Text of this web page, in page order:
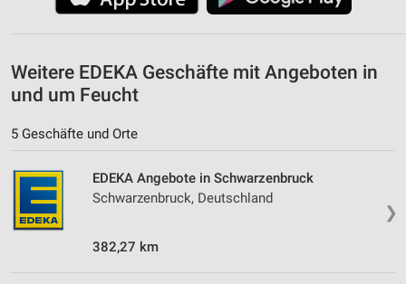
Weitere EDEKA Geschäfte mit Angeboten in
und um Feucht
5 Geschäfte und Orte
❯
EDEKA Angebote in Schwarzenbruck
Schwarzenbruck, Deutschland
382,27 km
Analyse von Zielgruppen durch Statistiken oder
Entwicklung und Verbesserung der Angebote
Inhalten
Verwendung genauer Standortdaten
Geräte anhand von aktiv angeforderten
Informationen identifizieren